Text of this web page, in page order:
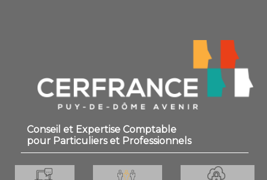
Conseil et Expertise Comptable
pour Particuliers et Professionnels